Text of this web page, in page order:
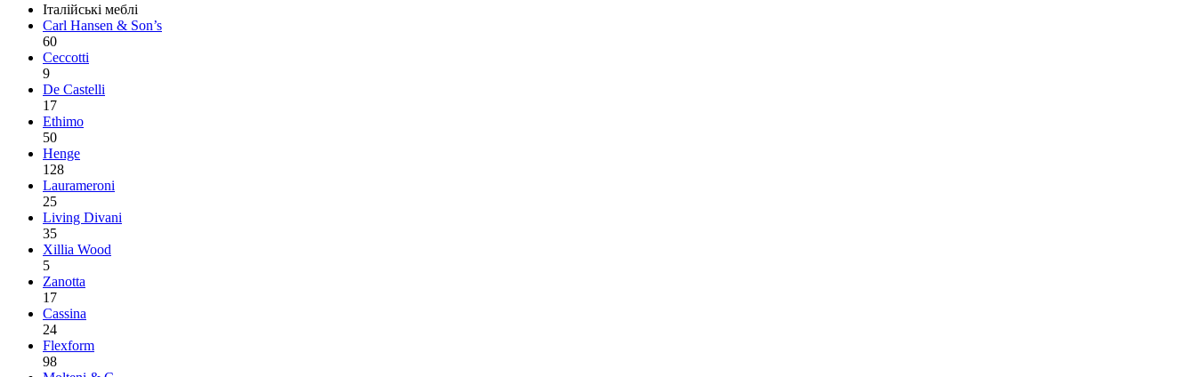
Італійські меблі
Carl Hansen & Son’s
60
Ceccotti
9
De Castelli
17
Ethimo
50
Henge
128
Laurameroni
25
Living Divani
35
Xillia Wood
5
Zanotta
17
Cassina
24
Flexform
98